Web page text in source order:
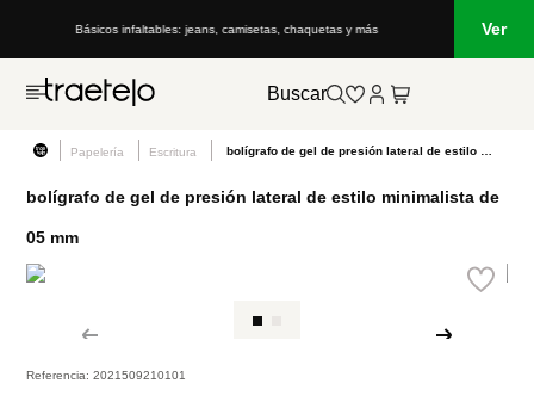
Básicos infaltables: jeans, camisetas, chaquetas y más Ver
Buscar
Papelería Escritura
bolígrafo de gel de presión lateral de estilo minimalista de
05 mm
Referencia:2021509210101